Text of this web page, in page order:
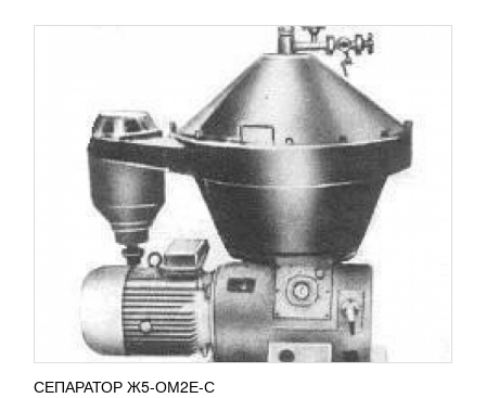
СЕПАРАТОР Ж5-ОМ2Е-С
ГОМОГЕНИЗАТОР ДЛЯ МАСЛА ОГА
571 409RUB
Гомогенизатор ОГА используется для
гомогенизации сливочного масла на территории
молочных заводов, комбинатов, холодильных
линиях...
ПОДРОБНЕЕ